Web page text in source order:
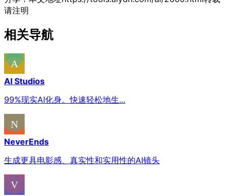
请注明
相关导航
AI Studios
99%现实AI化身。快速轻松地生...
NeverEnds
生成更具电影感、真实性和实用性的AI镜头